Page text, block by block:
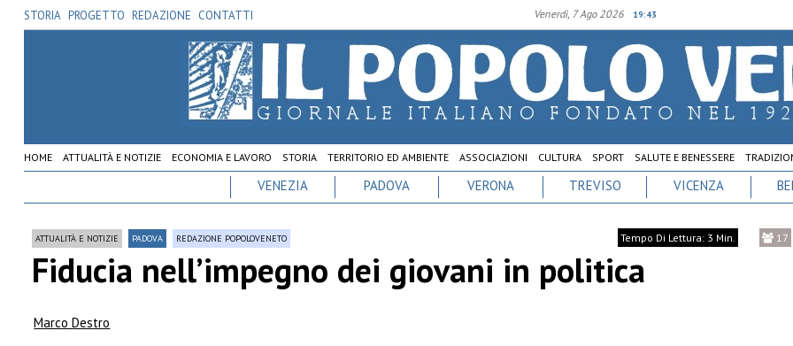
STORIA PROGETTO REDAZIONE CONTATTI Venerdì, 7 Ago 2026 19:43
HOME ATTUALITÀ E NOTIZIE ECONOMIA E LAVORO STORIA TERRITORIO ED AMBIENTE ASSOCIAZIONI CULTURA SPORT SALUTE E BENESSERE
VENEZIA PADOVA VERONA TREVISO VICENZA
ATTUALITÀ E NOTIZIE PADOVA REDAZIONE POPOLOVENETO Tempo Di Lettura: 3 Min. 17
Fiducia nell’impegno dei giovani in politica
Marco Destro